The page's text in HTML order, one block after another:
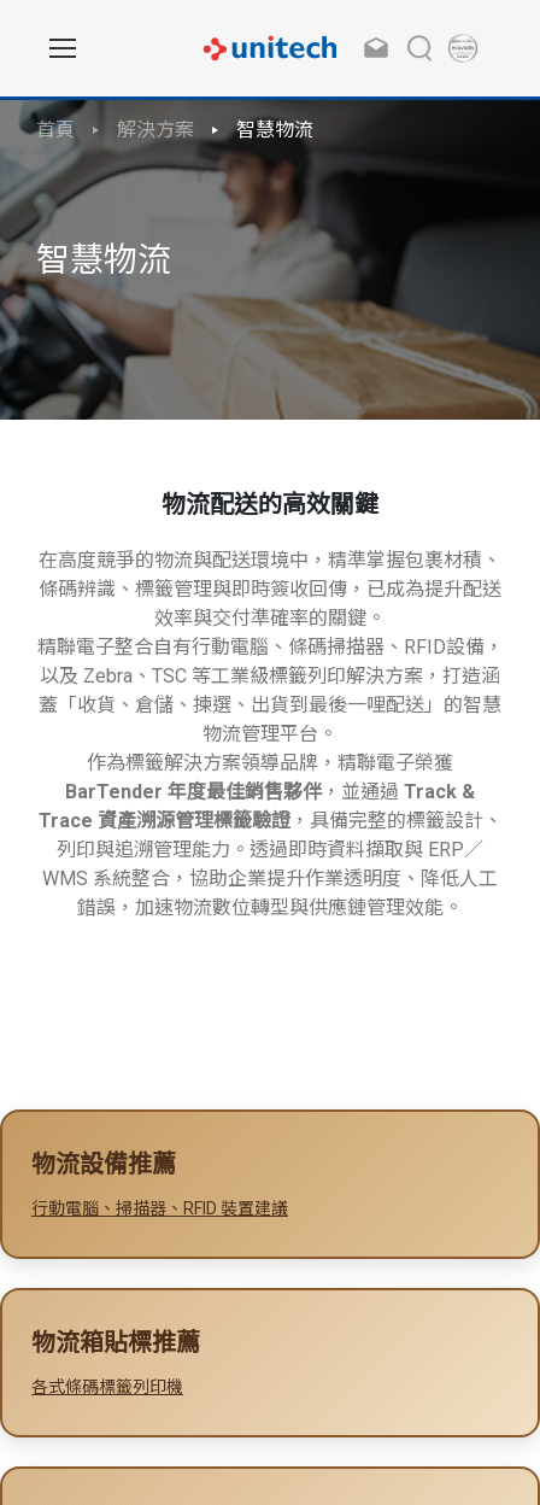
首頁 解決方案 智慧物流
智慧物流
物流配送的高效關鍵
在高度競爭的物流與配送環境中，精準掌握包裹材積、
條碼辨識、標籤管理與即時簽收回傳，已成為提升配送
效率與交付準確率的關鍵。
精聯電子整合自有行動電腦、條碼掃描器、RFID設備，
以及 Zebra、TSC 等工業級標籤列印解決方案，打造涵
蓋「收貨、倉儲、揀選、出貨到最後一哩配送」的智慧
物流管理平台。
作為標籤解決方案領導品牌，精聯電子榮獲
BarTender 年度最佳銷售夥伴，並通過 Track &
Trace 資產溯源管理標籤驗證，具備完整的標籤設計、
列印與追溯管理能力。透過即時資料擷取與 ERP／
WMS 系統整合，協助企業提升作業透明度、降低人工
錯誤，加速物流數位轉型與供應鏈管理效能。
物流設備推薦
行動電腦、掃描器、RFID 裝置建議
物流箱貼標推薦
各式條碼標籤列印機